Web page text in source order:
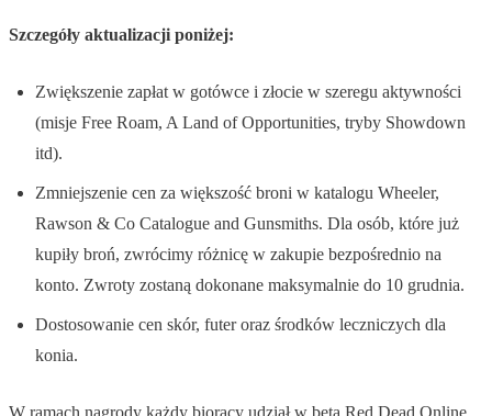
Szczegóły aktualizacji poniżej:
Zwiększenie zapłat w gotówce i złocie w szeregu aktywności
(misje Free Roam, A Land of Opportunities, tryby Showdown
itd).
Zmniejszenie cen za większość broni w katalogu Wheeler,
Rawson & Co Catalogue and Gunsmiths. Dla osób, które już
kupiły broń, zwrócimy różnicę w zakupie bezpośrednio na
konto. Zwroty zostaną dokonane maksymalnie do 10 grudnia.
Dostosowanie cen skór, futer oraz środków leczniczych dla
konia.
W ramach nagrody każdy biorący udział w beta Red Dead Online